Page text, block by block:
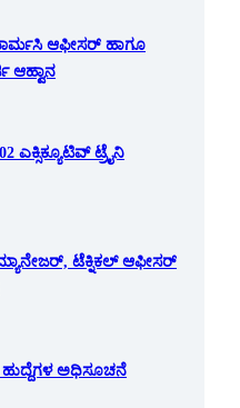
ಫಾರ್ಮಸಿ ಆಫೀಸರ್ ಹಾಗೂ
ಆಹ್ವಾನ
ಎಕ್ಸಿಕ್ಯೂಟಿವ್ ಟ್ರೈನಿ
ಮ್ಯಾನೇಜರ್, ಟೆಕ್ನಿಕಲ್ ಆಫೀಸರ್
ಹುದ್ದೆಗಳ ಅಧಿಸೂಚನೆ